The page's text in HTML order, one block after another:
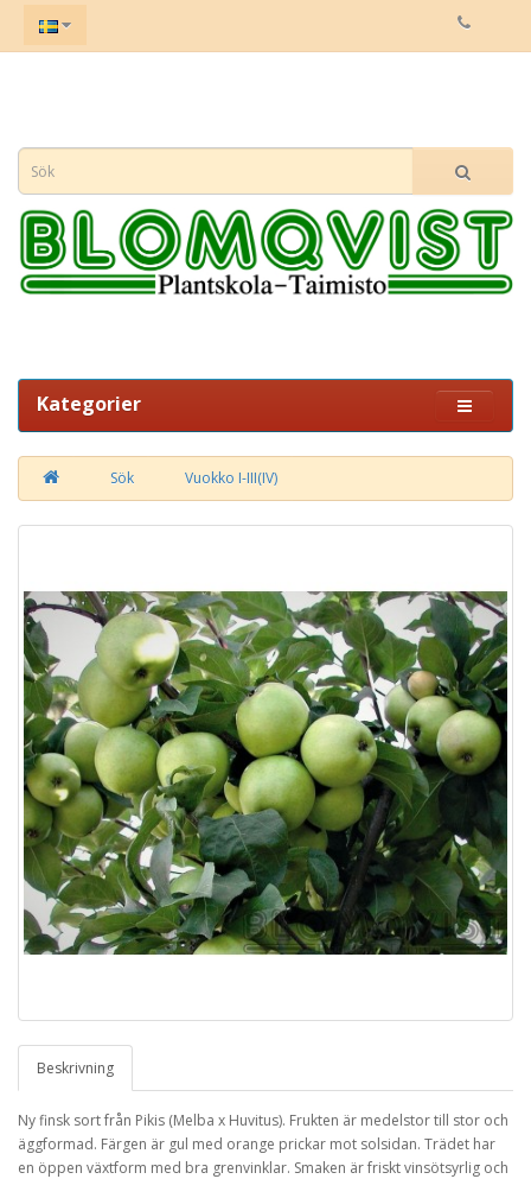
Kategorier
Sök Vuokko I-III(IV)
Beskrivning
Ny finsk sort från Pikis (Melba x Huvitus). Frukten är medelstor till stor och
äggformad. Färgen är gul med orange prickar mot solsidan. Trädet har
en öppen växtform med bra grenvinklar. Smaken är friskt vinsötsyrlig och